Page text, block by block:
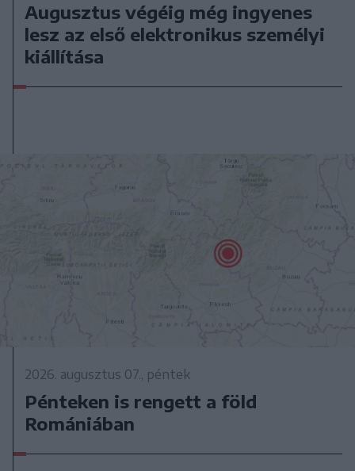
Augusztus végéig még ingyenes
lesz az első elektronikus személyi
kiállítása
2026. augusztus 07., péntek
Pénteken is rengett a föld
Romániában